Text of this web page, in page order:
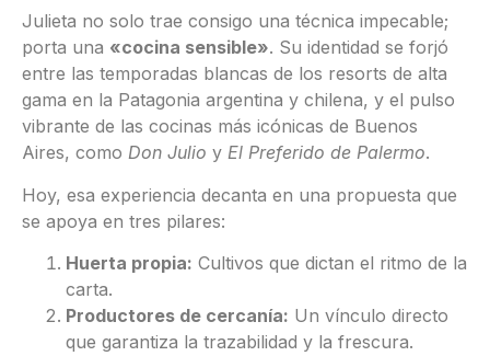
Julieta no solo trae consigo una técnica impecable;
porta una «cocina sensible». Su identidad se forjó
entre las temporadas blancas de los resorts de alta
gama en la Patagonia argentina y chilena, y el pulso
vibrante de las cocinas más icónicas de Buenos
Aires, como Don Julio y El Preferido de Palermo.
Hoy, esa experiencia decanta en una propuesta que
se apoya en tres pilares:
Huerta propia: Cultivos que dictan el ritmo de la
carta.
Productores de cercanía: Un vínculo directo
que garantiza la trazabilidad y la frescura.